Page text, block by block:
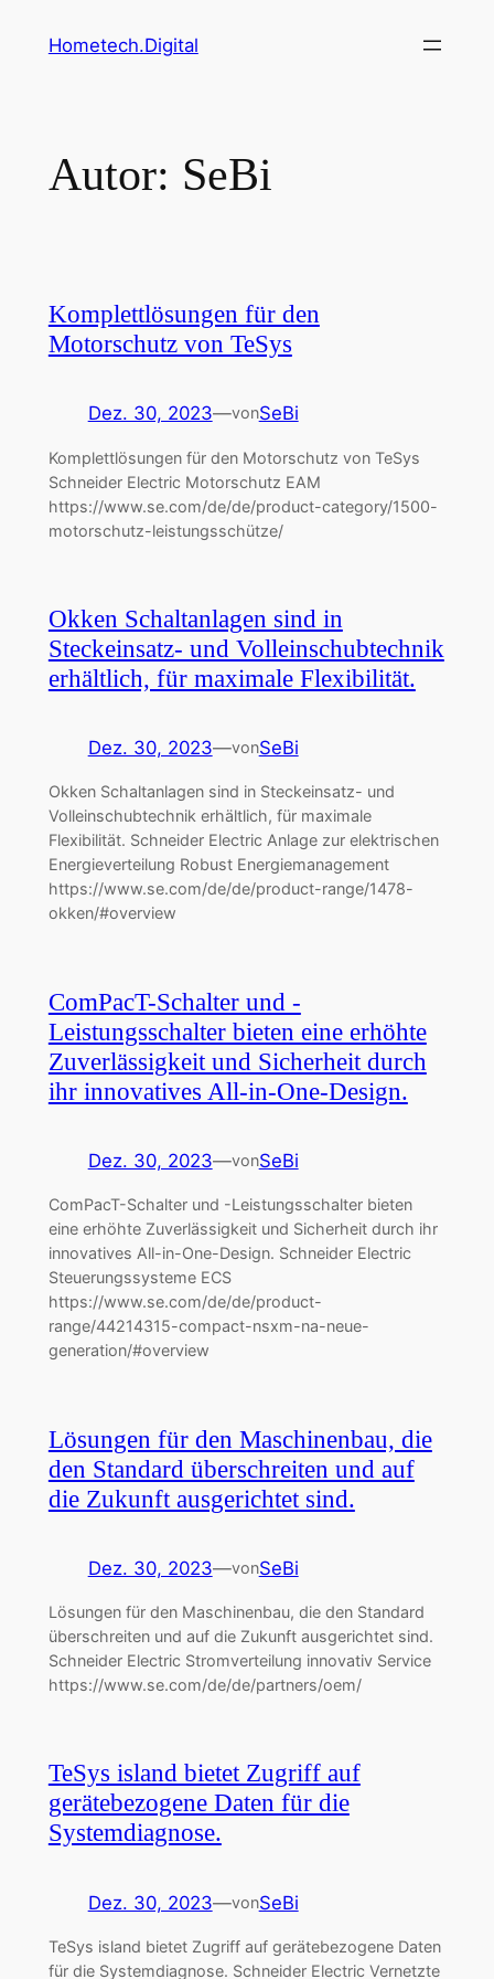
InhaltHometech.Digital
Autor: SeBi
Komplettlösungen für den
Motorschutz von TeSys
Dez. 30, 2023—vonSeBi
Komplettlösungen für den Motorschutz von TeSys
Schneider Electric Motorschutz EAM
https://www.se.com/de/de/product-category/1500-
motorschutz-leistungsschütze/
Okken Schaltanlagen sind in
Steckeinsatz- und Volleinschubtechnik
erhältlich, für maximale Flexibilität.
Dez. 30, 2023—vonSeBi
Okken Schaltanlagen sind in Steckeinsatz- und
Volleinschubtechnik erhältlich, für maximale
Flexibilität. Schneider Electric Anlage zur elektrischen
Energieverteilung Robust Energiemanagement
https://www.se.com/de/de/product-range/1478-
okken/#overview
ComPacT-Schalter und -
Leistungsschalter bieten eine erhöhte
Zuverlässigkeit und Sicherheit durch
ihr innovatives All-in-One-Design.
Dez. 30, 2023—vonSeBi
ComPacT-Schalter und -Leistungsschalter bieten
eine erhöhte Zuverlässigkeit und Sicherheit durch ihr
innovatives All-in-One-Design. Schneider Electric
Steuerungssysteme ECS
https://www.se.com/de/de/product-
range/44214315-compact-nsxm-na-neue-
generation/#overview
Lösungen für den Maschinenbau, die
den Standard überschreiten und auf
die Zukunft ausgerichtet sind.
Dez. 30, 2023—vonSeBi
Lösungen für den Maschinenbau, die den Standard
überschreiten und auf die Zukunft ausgerichtet sind.
Schneider Electric Stromverteilung innovativ Service
https://www.se.com/de/de/partners/oem/
TeSys island bietet Zugriff auf
gerätebezogene Daten für die
Systemdiagnose.
Dez. 30, 2023—vonSeBi
TeSys island bietet Zugriff auf gerätebezogene Daten
für die Systemdiagnose. Schneider Electric Vernetzte